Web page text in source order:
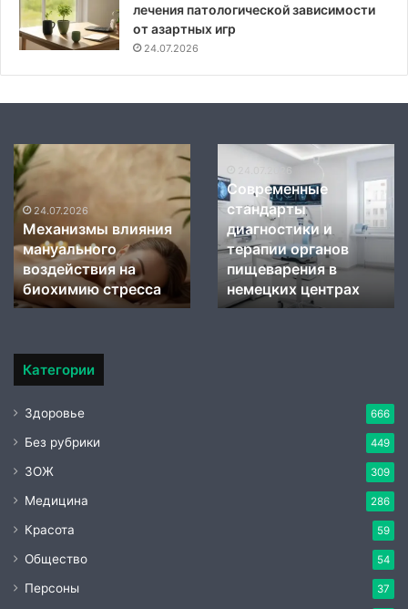
лечения патологической зависимости
от азартных игр
24.07.2026
Механизмы
влияния
мануального
воздействия
на
биохимию
стресса
24.07.2026
Механизмы влияния
мануального
воздействия на
биохимию стресса
Современные
диагностики
терапии
органов
пищеварения
немецких
24.07.2026
Современные
стандарты
диагностики и
терапии органов
пищеварения в
немецких центрах
Категории
Здоровье 666
Без рубрики 449
ЗОЖ 309
Медицина 286
Красота 59
Общество 54
Персоны 37